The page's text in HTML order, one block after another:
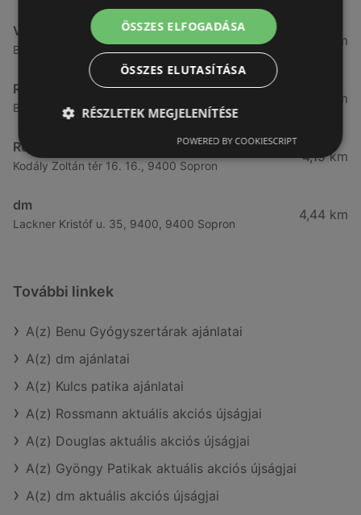
Vianni
Bánfalvi út 14., 9400 Sopron
3,57 km
Rossmann
Bánfalvi út 6-8., 9400 Sopron
3,83 km
Rossmann
Kodály Zoltán tér 16. 16., 9400 Sopron
4,19 km
dm
Lackner Kristóf u. 35, 9400, 9400 Sopron
4,44 km
További linkek
A(z) Benu Gyógyszertárak ajánlatai
A(z) dm ajánlatai
A(z) Kulcs patika ajánlatai
A(z) Rossmann aktuális akciós újságjai
A(z) Douglas aktuális akciós újságjai
A(z) Gyöngy Patikak aktuális akciós újságjai
A(z) dm aktuális akciós újságjai
ÖSSZES ELFOGADÁSA
ÖSSZES ELUTASÍTÁSA
RÉSZLETEK MEGJELENÍTÉSE
POWERED BY COOKIESCRIPT